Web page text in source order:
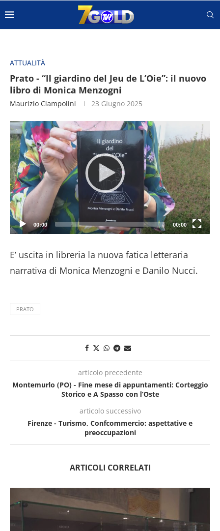
ATTUALITÀ
Prato - “Il giardino del Jeu de L’Oie”: il nuovo
libro di Monica Menzogni
Maurizio Ciampolini 23 Giugno 2025
Video
Player
00:00 00:00
E’ uscita in libreria la nuova fatica letteraria
narrativa di Monica Menzogni e Danilo Nucci.
PRATO
articolo precedente
Montemurlo (PO) - Fine mese di appuntamenti: Corteggio
Storico e A Spasso con l’Oste
articolo successivo
Firenze - Turismo, Confcommercio: aspettative e
preoccupazioni
ARTICOLI CORRELATI